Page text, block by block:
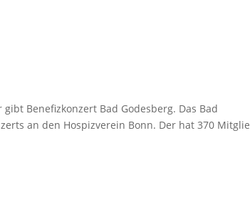
Benefizkonzert Bad Godesberg. Das Bad
an den Hospizverein Bonn. Der hat 370